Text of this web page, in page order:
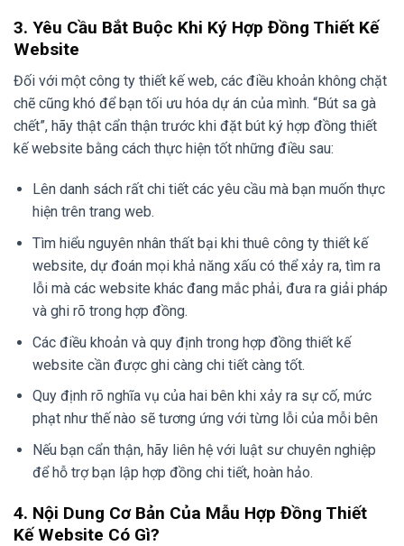
3. Yêu Cầu Bắt Buộc Khi Ký Hợp Đồng Thiết Kế
Website
Đối với một công ty thiết kế web, các điều khoản không chặt
chẽ cũng khó để bạn tối ưu hóa dự án của mình. “Bút sa gà
chết”, hãy thật cẩn thận trước khi đặt bút ký hợp đồng thiết
kế website bằng cách thực hiện tốt những điều sau:
Lên danh sách rất chi tiết các yêu cầu mà bạn muốn thực
hiện trên trang web.
Tìm hiểu nguyên nhân thất bại khi thuê công ty thiết kế
website, dự đoán mọi khả năng xấu có thể xảy ra, tìm ra
lỗi mà các website khác đang mắc phải, đưa ra giải pháp
và ghi rõ trong hợp đồng.
Các điều khoản và quy định trong hợp đồng thiết kế
website cần được ghi càng chi tiết càng tốt.
Quy định rõ nghĩa vụ của hai bên khi xảy ra sự cố, mức
phạt như thế nào sẽ tương ứng với từng lỗi của mỗi bên
Nếu bạn cẩn thận, hãy liên hệ với luật sư chuyên nghiệp
để hỗ trợ bạn lập hợp đồng chi tiết, hoàn hảo.
4. Nội Dung Cơ Bản Của Mẫu Hợp Đồng Thiết
Kế Website Có Gì?